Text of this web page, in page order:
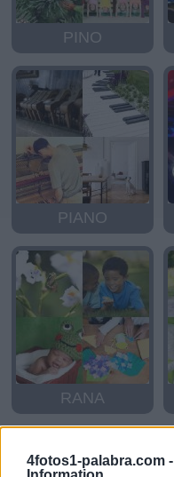
4fotos1-palabra.com -
PINO
PIANO
RANA